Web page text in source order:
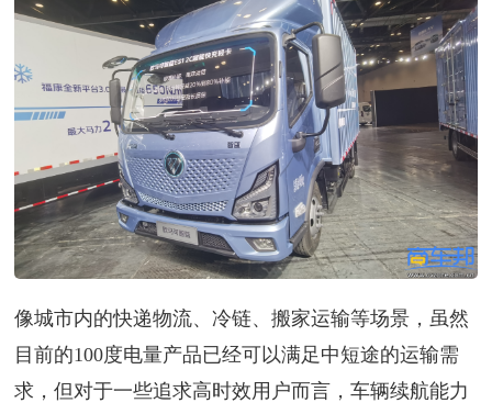
像城市内的快递物流、冷链、搬家运输等场景，虽然
目前的100度电量产品已经可以满足中短途的运输需
求，但对于一些追求高时效用户而言，车辆续航能力